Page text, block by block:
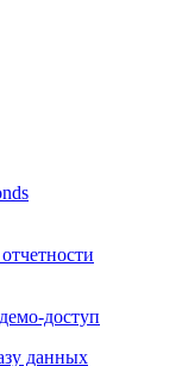
демо-доступ
данных